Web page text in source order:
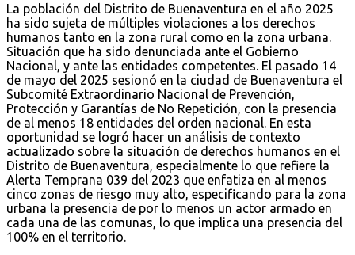
La población del Distrito de Buenaventura en el año 2025
ha sido sujeta de múltiples violaciones a los derechos
humanos tanto en la zona rural como en la zona urbana.
Situación que ha sido denunciada ante el Gobierno
Nacional, y ante las entidades competentes. El pasado 14
de mayo del 2025 sesionó en la ciudad de Buenaventura el
Subcomité Extraordinario Nacional de Prevención,
Protección y Garantías de No Repetición, con la presencia
de al menos 18 entidades del orden nacional. En esta
oportunidad se logró hacer un análisis de contexto
actualizado sobre la situación de derechos humanos en el
Distrito de Buenaventura, especialmente lo que refiere la
Alerta Temprana 039 del 2023 que enfatiza en al menos
cinco zonas de riesgo muy alto, especificando para la zona
urbana la presencia de por lo menos un actor armado en
cada una de las comunas, lo que implica una presencia del
100% en el territorio.